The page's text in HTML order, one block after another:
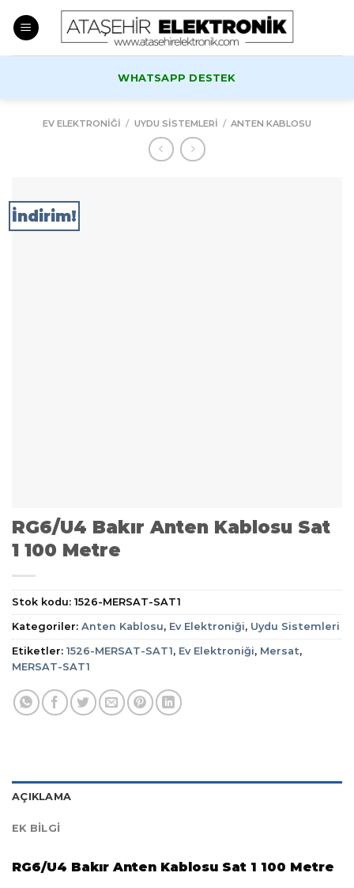
to
WHATSAPP DESTEK
EV ELEKTRONIĞI / UYDU SISTEMLERI / ANTEN KABLOSU
İndirim!
RG6/U4 Bakır Anten Kablosu Sat
1 100 Metre
Stok kodu: 1526-MERSAT-SAT1
Kategoriler: Anten Kablosu, Ev Elektroniği, Uydu Sistemleri
Etiketler: 1526-MERSAT-SAT1, Ev Elektroniği, Mersat,
MERSAT-SAT1
AÇIKLAMA
EK BILGI
RG6/U4 Bakır Anten Kablosu Sat 1 100 Metre